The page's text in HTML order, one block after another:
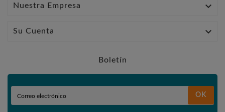
Nuestra Empresa 
Su Cuenta 
Boletín
OK